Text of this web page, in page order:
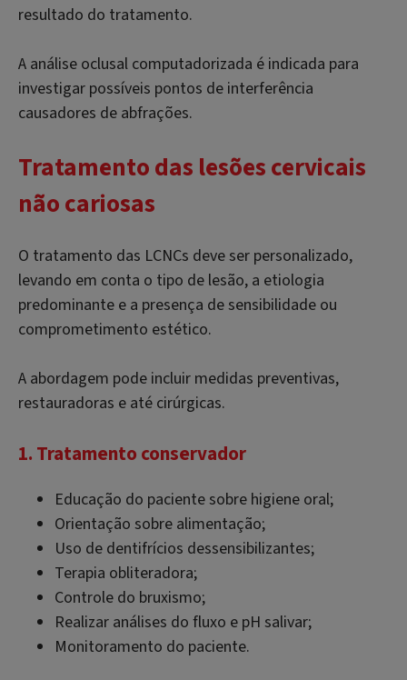
resultado do tratamento.
A análise oclusal computadorizada é indicada para
investigar possíveis pontos de interferência
causadores de abfrações.
Tratamento das lesões cervicais
não cariosas
O tratamento das LCNCs deve ser personalizado,
levando em conta o tipo de lesão, a etiologia
predominante e a presença de sensibilidade ou
comprometimento estético.
A abordagem pode incluir medidas preventivas,
restauradoras e até cirúrgicas.
1. Tratamento conservador
Educação do paciente sobre higiene oral;
Orientação sobre alimentação;
Uso de dentifrícios dessensibilizantes;
Terapia obliteradora;
Controle do bruxismo;
Realizar análises do fluxo e pH salivar;
Monitoramento do paciente.